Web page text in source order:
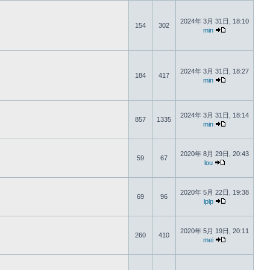
154 302
2024年 3月 31日, 18:10
min
184 417
2024年 3月 31日, 18:27
min
857 1335
2024年 3月 31日, 18:14
min
59 67
2020年 8月 29日, 20:43
lou
69 96
2020年 5月 22日, 19:38
lplp
260 410
2020年 5月 19日, 20:11
mei